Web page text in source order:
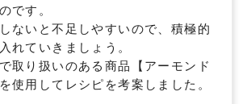
です。
ないと不足しやすいので、積極的
れていきましょう。
取り扱いのある商品【アーモンド
使用してレシピを考案しました。